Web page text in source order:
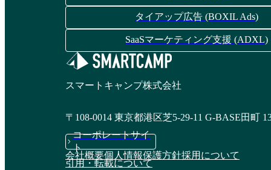
タイアップ広告 (BOXIL Ads)
SaaSマーケティング支援 (ADXL)
スマートキャンプ株式会社
〒108-0014 東京都港区芝5-29-11 G-BASE田町
コーポレートサイ
ト
会社概要個人情報保護方針採用について
引用・転載について